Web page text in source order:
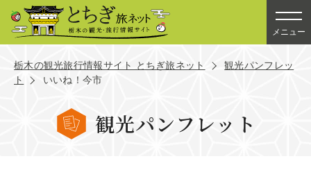
メニュー
栃木の観光旅行情報サイト とちぎ旅ネット
観光パンフレッ
ト
いいね！今市
観光パンフレット